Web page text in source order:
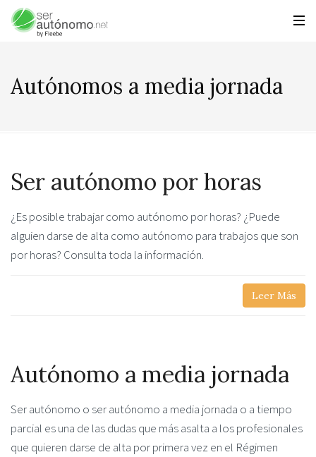
Autónomos a media jornada
Ser autónomo por horas
¿Es posible trabajar como autónomo por horas? ¿Puede
alguien darse de alta como autónomo para trabajos que son
por horas? Consulta toda la información.
Leer Más
Autónomo a media jornada
Ser autónomo o ser autónomo a media jornada o a tiempo
parcial es una de las dudas que más asalta a los profesionales
que quieren darse de alta por primera vez en el Régimen